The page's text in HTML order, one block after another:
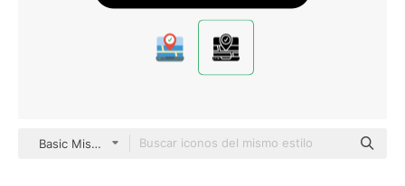
Basic Miscellany Fill